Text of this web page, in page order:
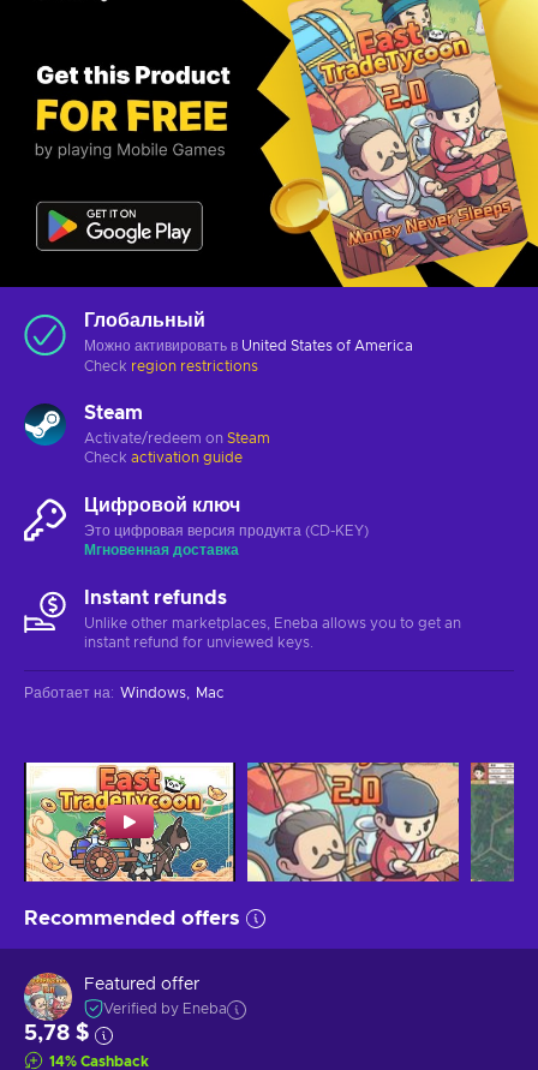
Глобальный
Можно активировать в United States of America
Check region restrictions
Steam
Activate/redeem on Steam
Check activation guide
Цифровой ключ
Это цифровая версия продукта (CD-KEY)
Мгновенная доставка
Instant refunds
Unlike other marketplaces, Eneba allows you to get an
instant refund for unviewed keys.
Работает на: Windows Mac
Recommended offers
Featured offer
Verified by Eneba
5,78 $
14% Cashback